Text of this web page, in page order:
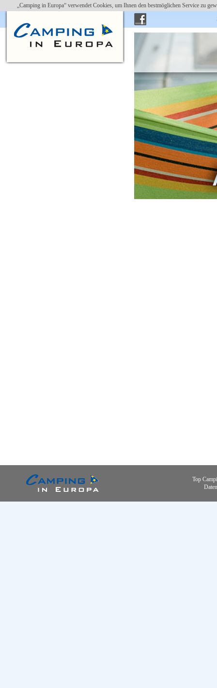
„Camping in Europa“ verwendet Cookies, um Ihnen den bestmöglichen Service zu
Top